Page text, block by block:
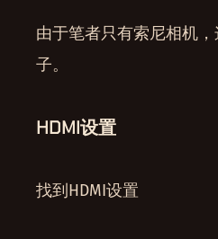
由于笔者只有索尼相机，
子。
HDMI设置
找到HDMI设置